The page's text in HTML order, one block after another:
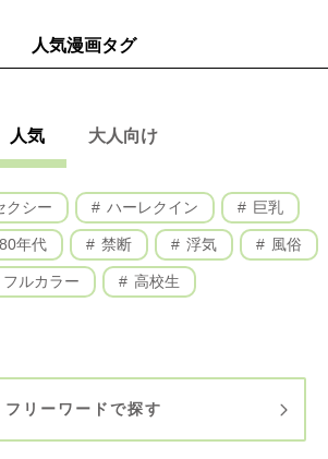
人気漫画タグ
人気 大人向け
クシー ハーレクイン 巨乳
年代 禁断 浮気 風俗
フルカラー 高校生
フリーワードで探す